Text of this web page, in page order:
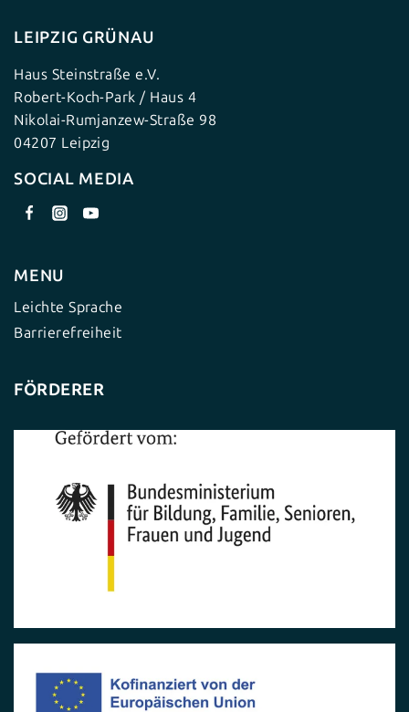
LEIPZIG GRÜNAU
Haus Steinstraße e.V.
Robert-Koch-Park / Haus 4
Nikolai-Rumjanzew-Straße 98
04207 Leipzig
SOCIAL MEDIA
MENU
Leichte Sprache
Barrierefreiheit
FÖRDERER